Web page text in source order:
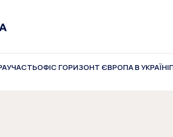
УЧАСТЬОФІС ГОРИЗОНТ ЄВРОПА В УКРАЇНІ